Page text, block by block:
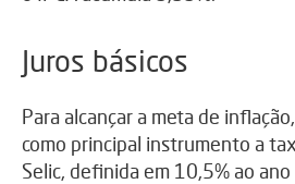
Juros básicos
Para alcançar a meta de
como principal instrumento a
Selic, definida em 10,5% ao